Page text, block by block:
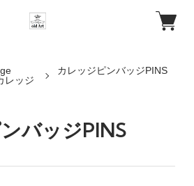
レッジ
カレッジピンバッジPINS
バッジPINS